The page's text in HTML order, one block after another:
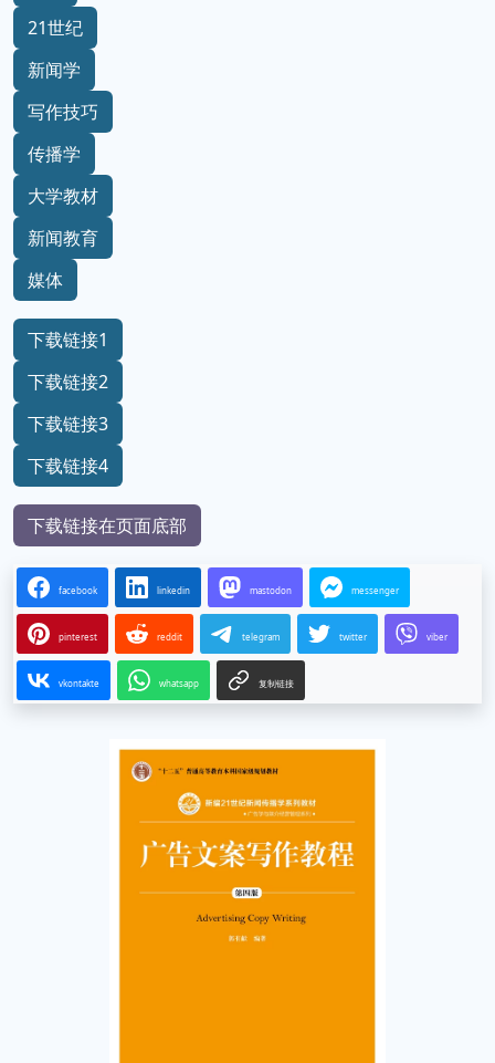
21世纪
新闻学
写作技巧
传播学
大学教材
新闻教育
媒体
下载链接1
下载链接2
下载链接3
下载链接4
下载链接在页面底部
facebook linkedin mastodon messenger
pinterest reddit telegram twitter viber
vkontakte whatsapp 复制链接